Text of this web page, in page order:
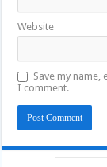
Website
Save my
I comment.